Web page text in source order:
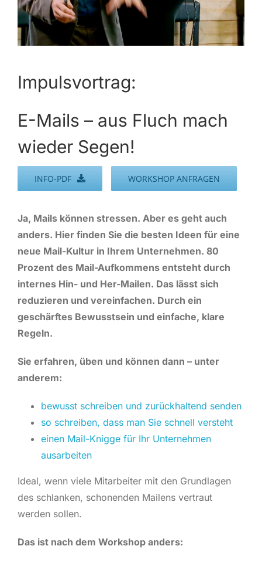
Impulsvortrag:
E-Mails – aus Fluch mach
wieder Segen!
INFO-PDF WORKSHOP ANFRAGEN
Ja, Mails können stressen. Aber es geht auch
anders. Hier finden Sie die besten Ideen für eine
neue Mail-Kultur in Ihrem Unternehmen. 80
Prozent des Mail-Aufkommens entsteht durch
internes Hin- und Her-Mailen. Das lässt sich
reduzieren und vereinfachen. Durch ein
geschärftes Bewusstsein und einfache, klare
Regeln.
Sie erfahren, üben und können dann – unter
anderem:
bewusst schreiben und zurückhaltend senden
so schreiben, dass man Sie schnell versteht
einen Mail-Knigge für Ihr Unternehmen
ausarbeiten
Ideal, wenn viele Mitarbeiter mit den Grundlagen
des schlanken, schonenden Mailens vertraut
werden sollen.
Das ist nach dem Workshop anders: